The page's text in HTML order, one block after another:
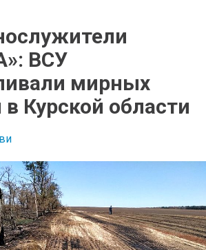
ВСУ
мирных
Курской области